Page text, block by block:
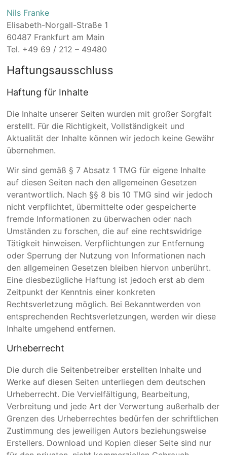
Nils Franke
Elisabeth-Norgall-Straße 1
60487 Frankfurt am Main
Tel. +49 69 / 212 – 49480
Haftungsausschluss
Haftung für Inhalte
Die Inhalte unserer Seiten wurden mit großer Sorgfalt
erstellt. Für die Richtigkeit, Vollständigkeit und
Aktualität der Inhalte können wir jedoch keine Gewähr
übernehmen.
Wir sind gemäß § 7 Absatz 1 TMG für eigene Inhalte
auf diesen Seiten nach den allgemeinen Gesetzen
verantwortlich. Nach §§ 8 bis 10 TMG sind wir jedoch
nicht verpflichtet, übermittelte oder gespeicherte
fremde Informationen zu überwachen oder nach
Umständen zu forschen, die auf eine rechtswidrige
Tätigkeit hinweisen. Verpflichtungen zur Entfernung
oder Sperrung der Nutzung von Informationen nach
den allgemeinen Gesetzen bleiben hiervon unberührt.
Eine diesbezügliche Haftung ist jedoch erst ab dem
Zeitpunkt der Kenntnis einer konkreten
Rechtsverletzung möglich. Bei Bekanntwerden von
entsprechenden Rechtsverletzungen, werden wir diese
Inhalte umgehend entfernen.
Urheberrecht
Die durch die Seitenbetreiber erstellten Inhalte und
Werke auf diesen Seiten unterliegen dem deutschen
Urheberrecht. Die Vervielfältigung, Bearbeitung,
Verbreitung und jede Art der Verwertung außerhalb der
Grenzen des Urheberrechtes bedürfen der schriftlichen
Zustimmung des jeweiligen Autors beziehungsweise
Erstellers. Download und Kopien dieser Seite sind nur